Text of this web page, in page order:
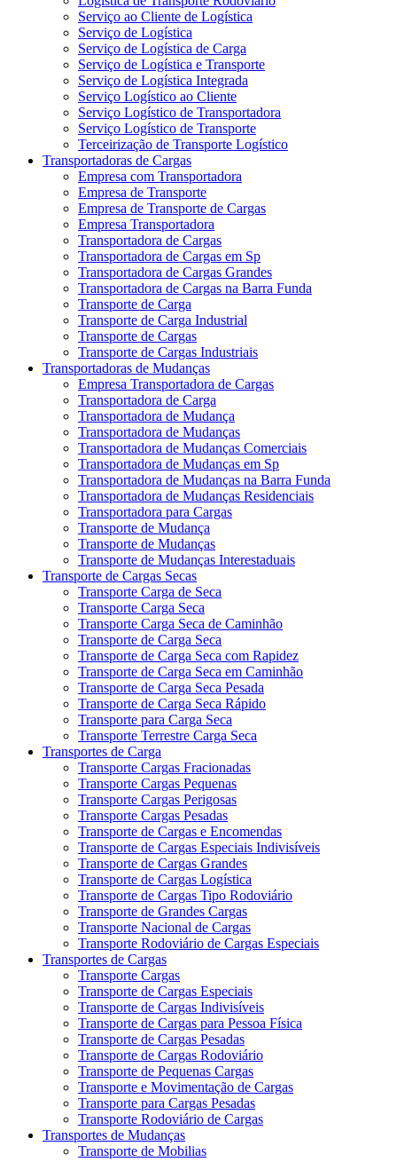
Serviço ao Cliente de Logística
Serviço de Logística
Serviço de Logística de Carga
Serviço de Logística e Transporte
Serviço de Logística Integrada
Serviço Logístico ao Cliente
Serviço Logístico de Transportadora
Serviço Logístico de Transporte
Terceirização de Transporte Logístico
Transportadoras de Cargas
Empresa com Transportadora
Empresa de Transporte
Empresa de Transporte de Cargas
Empresa Transportadora
Transportadora de Cargas
Transportadora de Cargas em Sp
Transportadora de Cargas Grandes
Transportadora de Cargas na Barra Funda
Transporte de Carga
Transporte de Carga Industrial
Transporte de Cargas
Transporte de Cargas Industriais
Transportadoras de Mudanças
Empresa Transportadora de Cargas
Transportadora de Carga
Transportadora de Mudança
Transportadora de Mudanças
Transportadora de Mudanças Comerciais
Transportadora de Mudanças em Sp
Transportadora de Mudanças na Barra Funda
Transportadora de Mudanças Residenciais
Transportadora para Cargas
Transporte de Mudança
Transporte de Mudanças
Transporte de Mudanças Interestaduais
Transporte de Cargas Secas
Transporte Carga de Seca
Transporte Carga Seca
Transporte Carga Seca de Caminhão
Transporte de Carga Seca
Transporte de Carga Seca com Rapidez
Transporte de Carga Seca em Caminhão
Transporte de Carga Seca Pesada
Transporte de Carga Seca Rápido
Transporte para Carga Seca
Transporte Terrestre Carga Seca
Transportes de Carga
Transporte Cargas Fracionadas
Transporte Cargas Pequenas
Transporte Cargas Perigosas
Transporte Cargas Pesadas
Transporte de Cargas e Encomendas
Transporte de Cargas Especiais Indivisíveis
Transporte de Cargas Grandes
Transporte de Cargas Logística
Transporte de Cargas Tipo Rodoviário
Transporte de Grandes Cargas
Transporte Nacional de Cargas
Transporte Rodoviário de Cargas Especiais
Transportes de Cargas
Transporte Cargas
Transporte de Cargas Especiais
Transporte de Cargas Indivisíveis
Transporte de Cargas para Pessoa Física
Transporte de Cargas Pesadas
Transporte de Cargas Rodoviário
Transporte de Pequenas Cargas
Transporte e Movimentação de Cargas
Transporte para Cargas Pesadas
Transporte Rodoviário de Cargas
Transportes de Mudanças
Transporte de Mobilias